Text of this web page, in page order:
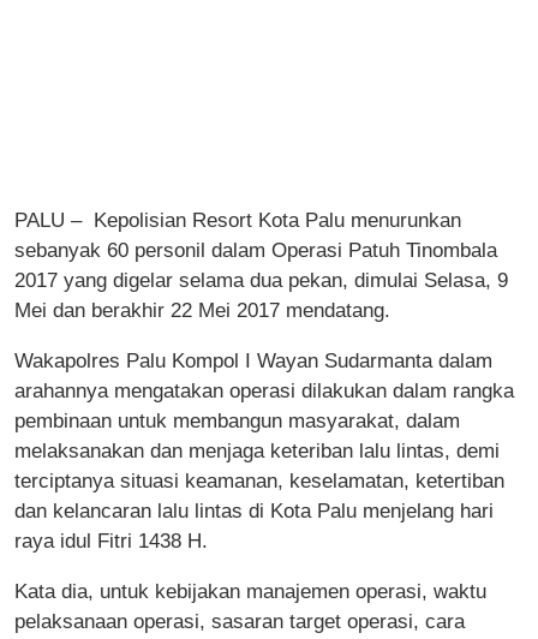
PALU – Kepolisian Resort Kota Palu menurunkan
sebanyak 60 personil dalam Operasi Patuh Tinombala
2017 yang digelar selama dua pekan, dimulai Selasa, 9
Mei dan berakhir 22 Mei 2017 mendatang.
Wakapolres Palu Kompol I Wayan Sudarmanta dalam
arahannya mengatakan operasi dilakukan dalam rangka
pembinaan untuk membangun masyarakat, dalam
melaksanakan dan menjaga keteriban lalu lintas, demi
terciptanya situasi keamanan, keselamatan, ketertiban
dan kelancaran lalu lintas di Kota Palu menjelang hari
raya idul Fitri 1438 H.
Kata dia, untuk kebijakan manajemen operasi, waktu
pelaksanaan operasi, sasaran target operasi, cara